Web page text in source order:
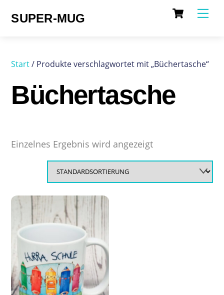
Cart
SUPER-MUG
Start/ Produkte verschlagwortet mit „Büchertasche“
Büchertasche
Einzelnes Ergebnis wird angezeigt